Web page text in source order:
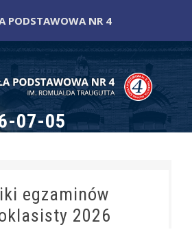
07-05
egzaminów
2026
PODSTAWOWA NR 4